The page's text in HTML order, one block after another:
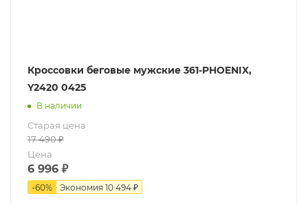
Кроссовки беговые мужские 361-PHOENIX,
Y2420 0425
В наличии
Старая цена
17 490₽
Цена
6 996 ₽
-60% Экономия 10 494 ₽